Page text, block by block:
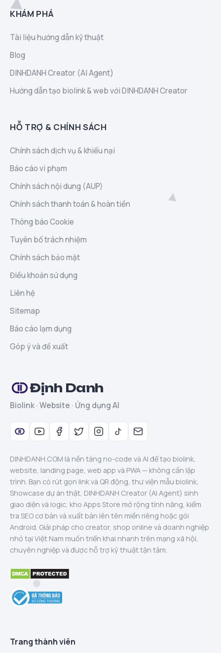
KHÁM PHÁ
Tài liệu hướng dẫn kỹ thuật
Blog
DINHDANH Creator (AI Agent)
Hướng dẫn tạo biolink & web với DINHDANH Creator
HỖ TRỢ & CHÍNH SÁCH
Chính sách dịch vụ & khiếu nại
Báo cáo vi phạm
Chính sách nội dung (AUP)
Chính sách thanh toán & hoàn tiền
Thông báo Cookie
Tuyên bố trách nhiệm
Chính sách bảo mật
Điều khoản sử dụng
Liên hệ
Sitemap
Báo cáo lạm dụng
Góp ý và đề xuất
Định Danh
Biolink · Website · Ứng dụng AI
DINHDANH.COM là nền tảng no-code và AI để tạo biolink,
website, landing page, web app và PWA — không cần lập
trình. Bạn có rút gọn link và QR động, thư viện mẫu biolink,
Showcase dự án thật, DINHDANH Creator (AI Agent) sinh
giao diện và logic, kho Apps Store mở rộng tính năng, kiểm
tra SEO cơ bản và xuất bản lên tên miền riêng hoặc gói
Android. Giải pháp cho creator, shop online và doanh nghiệp
nhỏ tại Việt Nam muốn triển khai nhanh trên mạng xã hội,
chuyên nghiệp và được hỗ trợ kỹ thuật tận tâm.
Trang thành viên